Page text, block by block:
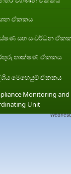
ඒකකය
සහ සංවර්ධන
තාක්ෂණ ඒකකය
මෙහෙයුම් ඒකකය
Monitoring
Unit
වෙත ප්‍රගතිය
පාර්ශවකාර ආයතන
(Management
( Over – Sight committee)
පළාත් කාර්යාල